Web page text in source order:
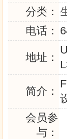
分类：
电话：
地址：
简介：
会员参
与：